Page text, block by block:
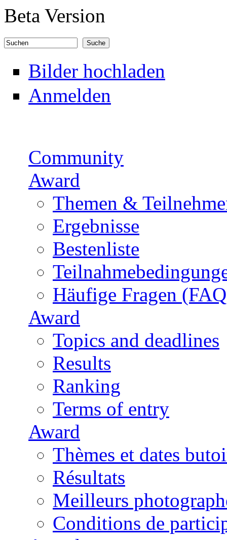
Direkt zum Inhalt
Beta Version
Suchformular
Bilder hochladen
Anmelden
Community
Award
Themen &
Ergebnisse
Bestenliste
Häufige Fragen
Award
Topics and deadlines
Results
Ranking
Terms of entry
Award
Thèmes et dates
Résultats
Meilleurs
Conditions de